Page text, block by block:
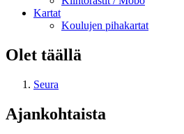
Kartat
Koulujen pihakartat
Olet täällä
Seura
Ajankohtaista